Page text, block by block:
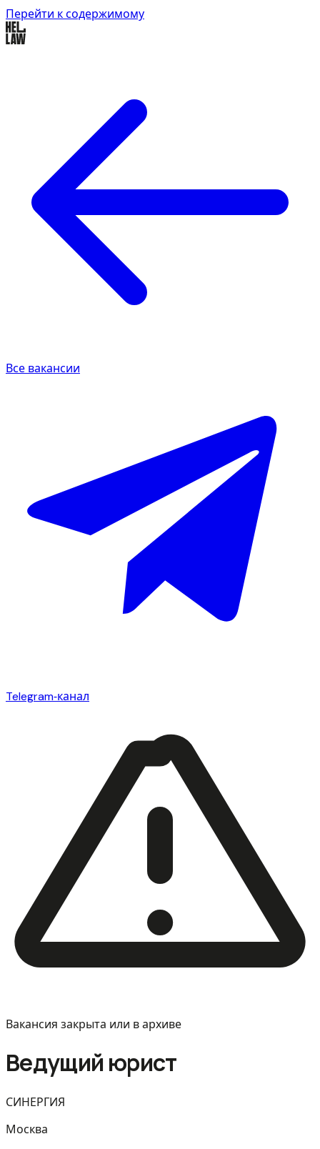
Перейти к содержимому
Все вакансии
Telegram‑канал
Вакансия закрыта или в архиве
Ведущий юрист
СИНЕРГИЯ
Москва